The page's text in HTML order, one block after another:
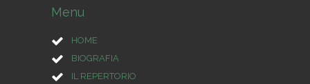
Menu
HOME
BIOGRAFIA
IL REPERTORIO